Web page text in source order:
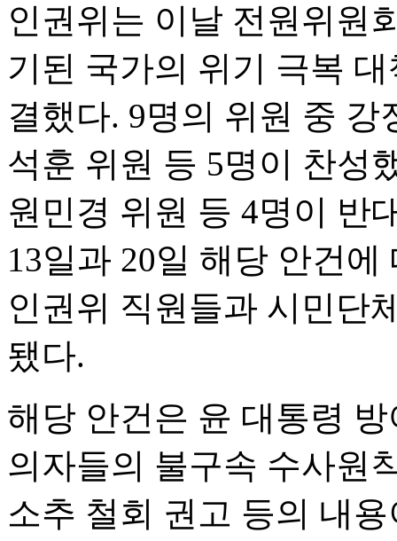
인권위는 이날 전원위원
기된 국가의 위기 극복
결했다. 9명의 위원 중 강
석훈 위원 등 5명이 찬성
원민경 위원 등 4명이 반
13일과 20일 해당 안건
인권위 직원들과 시민단
됐다.
해당 안건은 윤 대통령
의자들의 불구속 수사원
소추 철회 권고 등의 내